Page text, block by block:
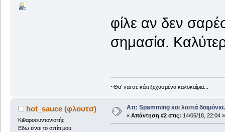
φίλε αν δεν
σημασία.
~Θα' ναι σε κάτι ξεχασμένα καλοκαίρια...
hot_sauce (φλουτσ)
Κιθαροσυντονιστής
Εδώ είναι το σπίτι μου
Απ: Spamming και λοιπά
« Απάντηση #2 στις: 14/06/18, 22:04 »